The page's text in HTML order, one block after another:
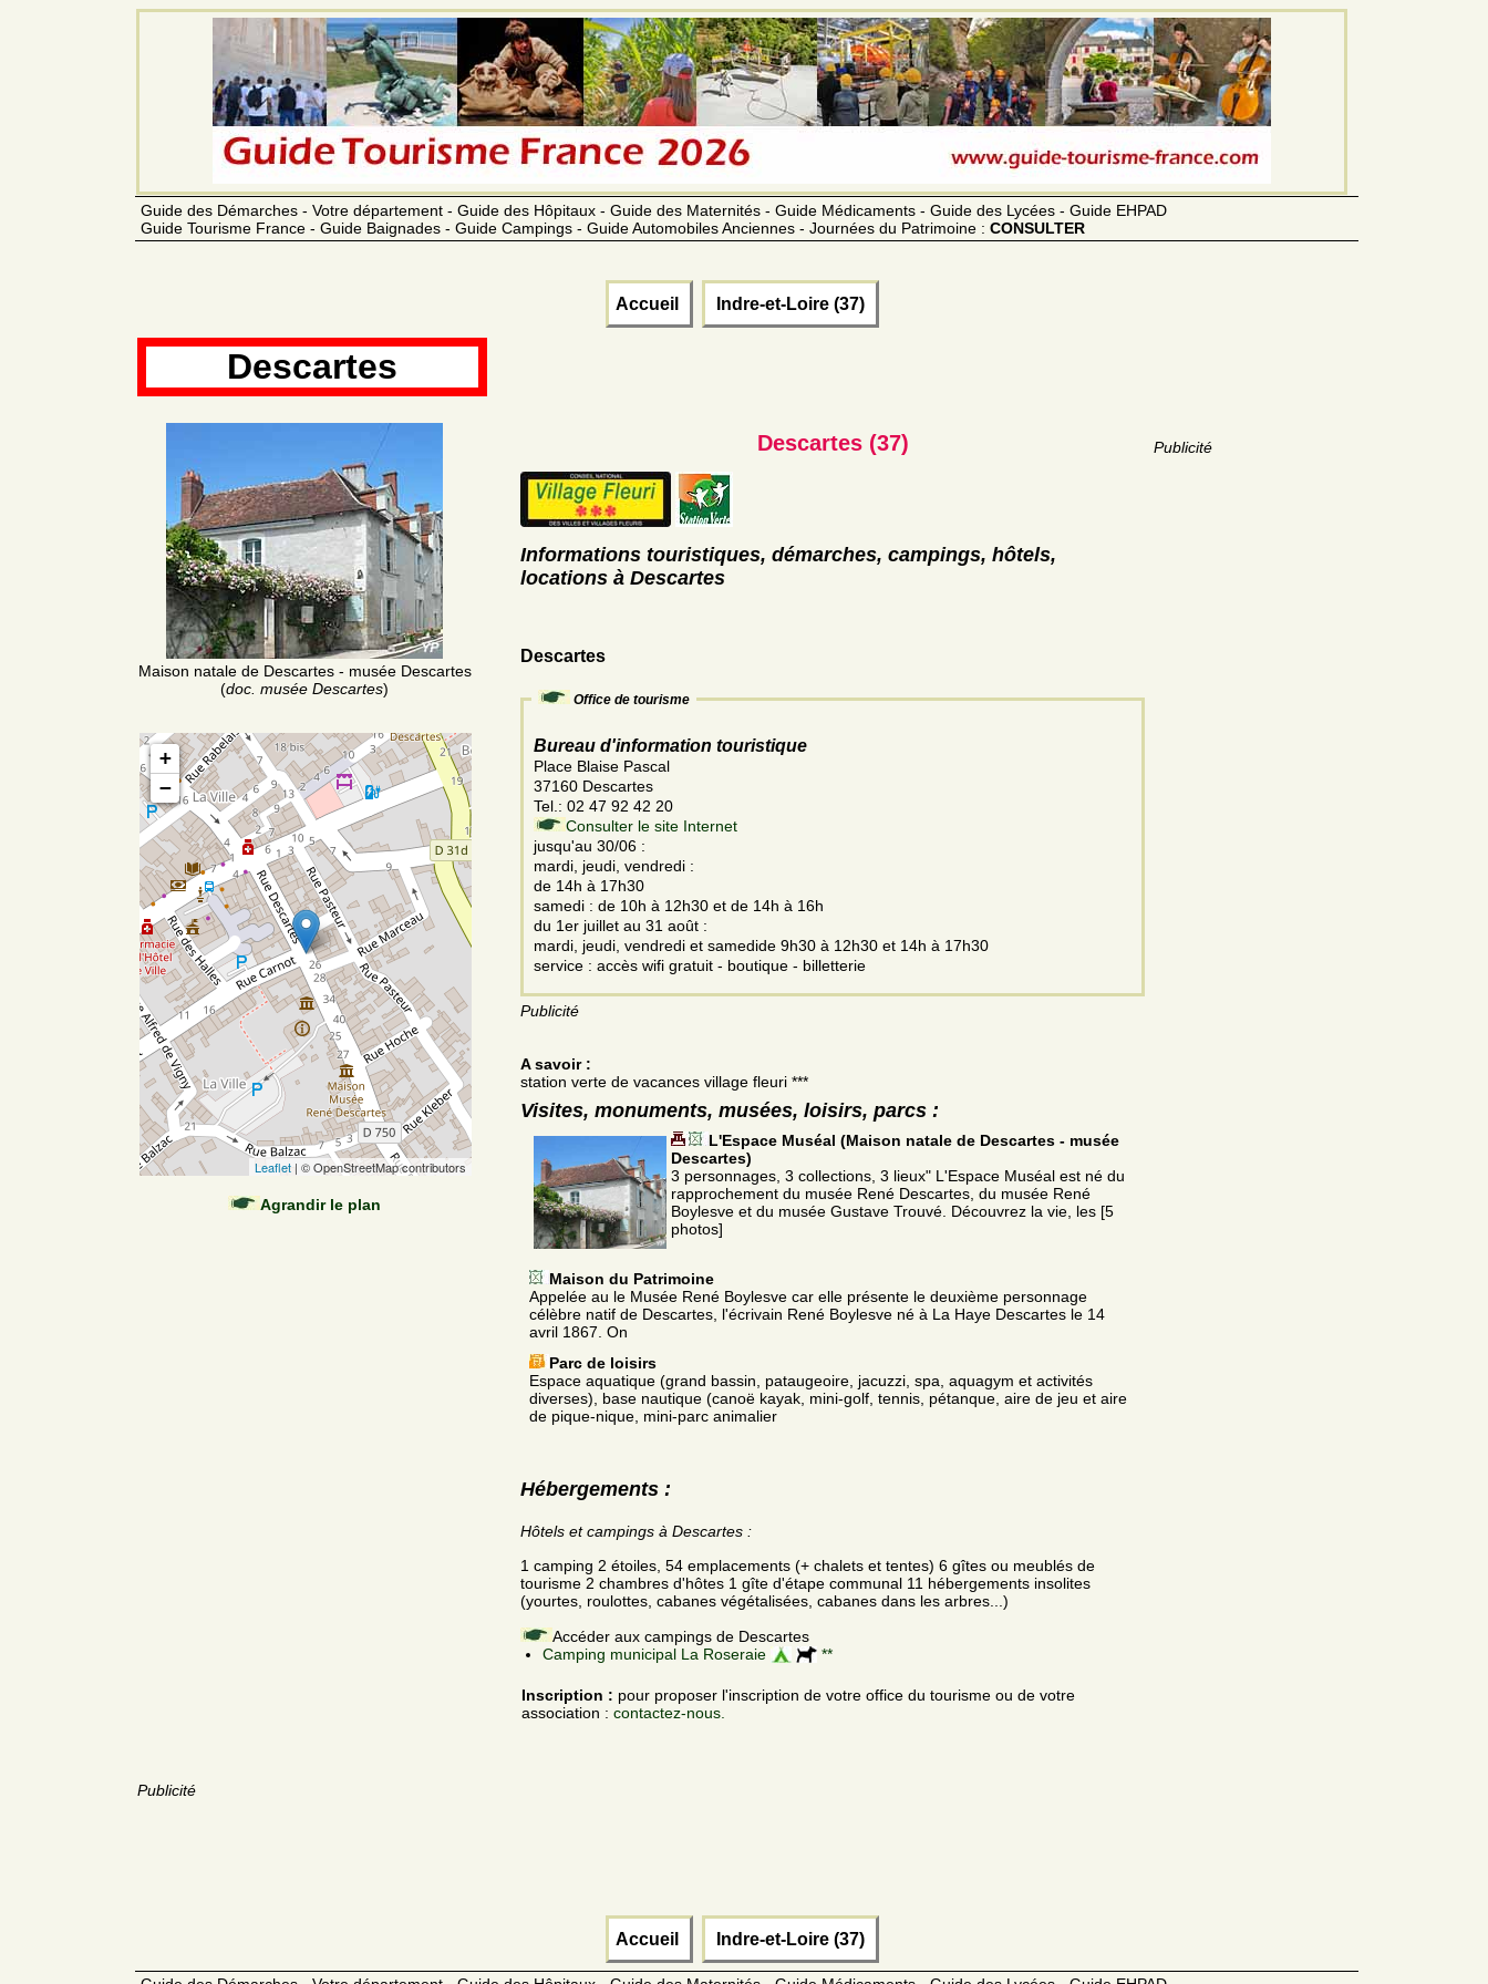
Guide des Démarches - Votre département - Guide des Hôpitaux - Guide des Maternités - Guide Médicaments - Guide des Lycées - Guide EHPAD
Guide Tourisme France - Guide Baignades - Guide Campings - Guide Automobiles Anciennes - Journées du Patrimoine : CONSULTER
Accueil Indre-et-Loire (37)
Descartes
Maison natale de Descartes - musée Descartes
(doc. musée Descartes)
+
−
Leaflet | © OpenStreetMap contributors
Agrandir le plan
Publicité
Descartes (37)
Informations touristiques, démarches, campings, hôtels,
locations à Descartes
Descartes
Office de tourisme
Bureau d'information touristique
Place Blaise Pascal
37160 Descartes
Tel.: 02 47 92 42 20
Consulter le site Internet
jusqu'au 30/06 :
mardi, jeudi, vendredi :
de 14h à 17h30
samedi : de 10h à 12h30 et de 14h à 16h
du 1er juillet au 31 août :
mardi, jeudi, vendredi et samedide 9h30 à 12h30 et 14h à 17h30
service : accès wifi gratuit - boutique - billetterie
Publicité
A savoir :
station verte de vacances village fleuri ***
Visites, monuments, musées, loisirs, parcs :
L'Espace Muséal (Maison natale de Descartes - musée
Descartes)
3 personnages, 3 collections, 3 lieux" L'Espace Muséal est né du
rapprochement du musée René Descartes, du musée René
Boylesve et du musée Gustave Trouvé. Découvrez la vie, les [5
photos]
Maison du Patrimoine
Appelée au le Musée René Boylesve car elle présente le deuxième personnage
célèbre natif de Descartes, l'écrivain René Boylesve né à La Haye Descartes le 14
avril 1867. On
Parc de loisirs
Espace aquatique (grand bassin, pataugeoire, jacuzzi, spa, aquagym et activités
diverses), base nautique (canoë kayak, mini-golf, tennis, pétanque, aire de jeu et aire
de pique-nique, mini-parc animalier
Hébergements :
Hôtels et campings à Descartes :
1 camping 2 étoiles, 54 emplacements (+ chalets et tentes) 6 gîtes ou meublés de
tourisme 2 chambres d'hôtes 1 gîte d'étape communal 11 hébergements insolites
(yourtes, roulottes, cabanes végétalisées, cabanes dans les arbres...)
Accéder aux campings de Descartes
Camping municipal La Roseraie
**
Inscription : pour proposer l'inscription de votre office du tourisme ou de votre
association : contactez-nous.
Publicité
Accueil Indre-et-Loire (37)